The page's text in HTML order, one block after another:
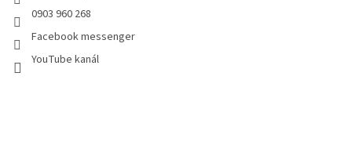
0903 960 268
Facebook messenger
YouTube kanál